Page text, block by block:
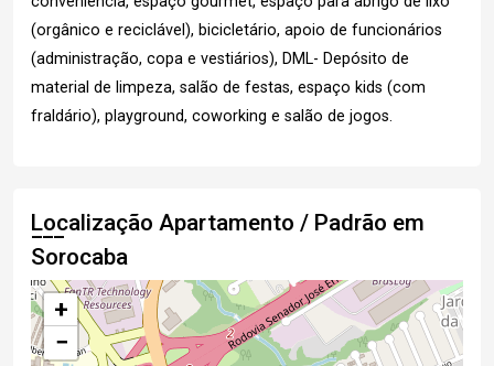
(orgânico e reciclável), bicicletário, apoio de funcionários
(administração, copa e vestiários), DML- Depósito de
material de limpeza, salão de festas, espaço kids (com
fraldário), playground, coworking e salão de jogos.
Localização Apartamento / Padrão em
Sorocaba
+
−